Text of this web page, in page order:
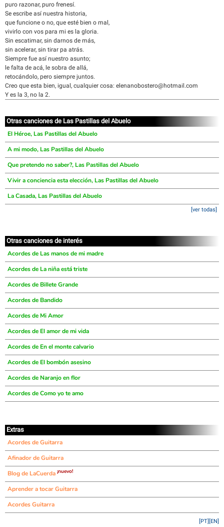
puro razonar, puro frenesí.
Se escribe así nuestra historia,
que funcione o no, que esté bien o mal,
vivirlo con vos para mi es la gloria.
Sin escatimar, sin darnos de más,
sin acelerar, sin tirar pa atrás.
Siempre fue así nuestro asunto;
le falta de acá, le sobra de allá,
retocándolo, pero siempre juntos.
Creo que esta bien, igual, cualquier cosa: elenanobostero@hotmail.com
Y es la 3, no la 2.
Otras canciones de Las Pastillas del Abuelo
El Héroe, Las Pastillas del Abuelo
A mi modo, Las Pastillas del Abuelo
Que pretendo no saber?, Las Pastillas del Abuelo
Vivir a conciencia esta elección, Las Pastillas del Abuelo
La Casada, Las Pastillas del Abuelo
[ver todas]
Otras canciones de interés
Acordes de Las manos de mi madre
Acordes de La niña está triste
Acordes de Billete Grande
Acordes de Bandido
Acordes de Mi Amor
Acordes de El amor de mi vida
Acordes de En el monte calvario
Acordes de El bombón asesino
Acordes de Naranjo en flor
Acordes de Como yo te amo
Extras
Acordes de Guitarra
Afinador de Guitarra
Blog de LaCuerda ¡nuevo!
Aprender a tocar Guitarra
Acordes Guitarra
[EN]
[PT]